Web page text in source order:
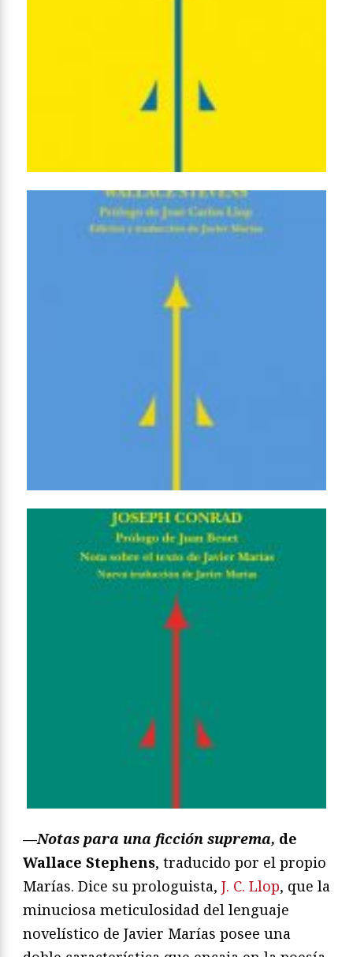
—Notas para una ficción suprema, de
Wallace Stephens, traducido por el propio
Marías. Dice su prologuista, J. C. Llop, que la
minuciosa meticulosidad del lenguaje
novelístico de Javier Marías posee una